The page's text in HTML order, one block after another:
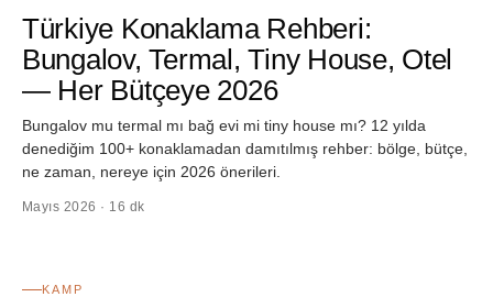
Türkiye Konaklama Rehberi:
Bungalov, Termal, Tiny House, Otel
— Her Bütçeye 2026
Bungalov mu termal mı bağ evi mi tiny house mı? 12 yılda
denediğim 100+ konaklamadan damıtılmış rehber: bölge, bütçe,
ne zaman, nereye için 2026 önerileri.
Mayıs 2026 · 16 dk
KAMP